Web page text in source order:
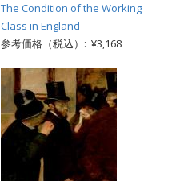
The Condition of the Working
Class in England
参考価格（税込）: ¥3,168